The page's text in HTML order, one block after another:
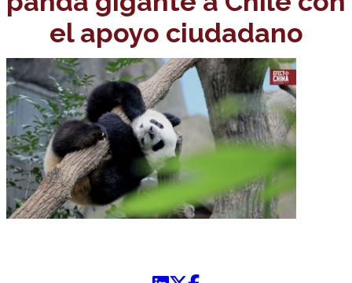
el apoyo ciudadano